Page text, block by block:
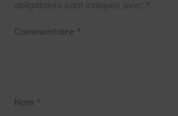
obligatoires sont indiqués avec *
Commentaire *
Nom *